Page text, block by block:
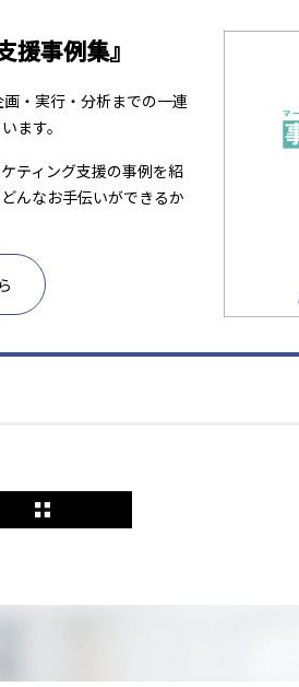
援事例集』
・実行・分析までの一連
ます。
ティング支援の事例を紹
んなお手伝いができるか